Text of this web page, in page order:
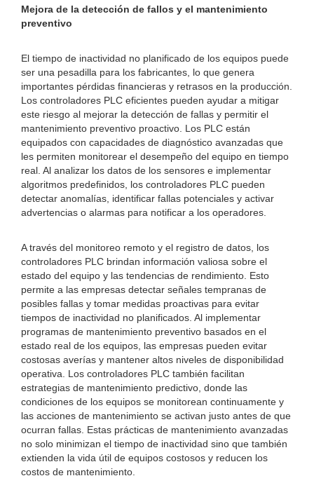
Mejora de la detección de fallos y el mantenimiento
preventivo
El tiempo de inactividad no planificado de los equipos puede
ser una pesadilla para los fabricantes, lo que genera
importantes pérdidas financieras y retrasos en la producción.
Los controladores PLC eficientes pueden ayudar a mitigar
este riesgo al mejorar la detección de fallas y permitir el
mantenimiento preventivo proactivo. Los PLC están
equipados con capacidades de diagnóstico avanzadas que
les permiten monitorear el desempeño del equipo en tiempo
real. Al analizar los datos de los sensores e implementar
algoritmos predefinidos, los controladores PLC pueden
detectar anomalías, identificar fallas potenciales y activar
advertencias o alarmas para notificar a los operadores.
A través del monitoreo remoto y el registro de datos, los
controladores PLC brindan información valiosa sobre el
estado del equipo y las tendencias de rendimiento. Esto
permite a las empresas detectar señales tempranas de
posibles fallas y tomar medidas proactivas para evitar
tiempos de inactividad no planificados. Al implementar
programas de mantenimiento preventivo basados ​​en el
estado real de los equipos, las empresas pueden evitar
costosas averías y mantener altos niveles de disponibilidad
operativa. Los controladores PLC también facilitan
estrategias de mantenimiento predictivo, donde las
condiciones de los equipos se monitorean continuamente y
las acciones de mantenimiento se activan justo antes de que
ocurran fallas. Estas prácticas de mantenimiento avanzadas
no solo minimizan el tiempo de inactividad sino que también
extienden la vida útil de equipos costosos y reducen los
costos de mantenimiento.